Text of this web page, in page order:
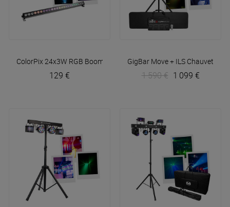
ColorPix 24x3W RGB BoomTone DJ
129 €
GigBar Move + ILS Chauvet DJ
1 590 € 1 099 €